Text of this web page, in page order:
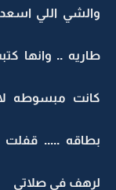
والشي اللي
طاريه .. وانها
كانت مبسوطه
بطاقه .....
لرهف في صلاتي